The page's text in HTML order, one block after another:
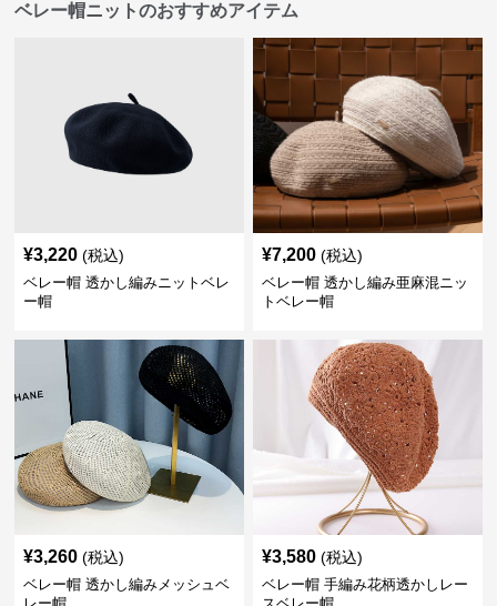
ベレー帽ニットのおすすめアイテム
¥3,220 (税込)
ベレー帽 透かし編みニットベレ
ー帽
¥7,200 (税込)
ベレー帽 透かし編み亜麻混ニッ
トベレー帽
¥3,260 (税込)
ベレー帽 透かし編みメッシュベ
¥3,580 (税込)
ベレー帽 手編み花柄透かしレー